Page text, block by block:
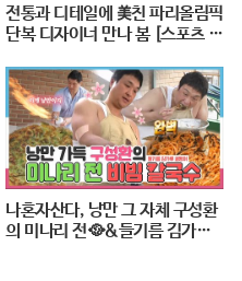
전통과 디테일에 美친 파리올림픽
단복 디자이너 만나 봄 [스포츠 탐
나혼자산다, 낭만 그 자체 구성환
의 미나리 전🥘&들기름 김가루